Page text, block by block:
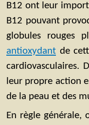
B12 ont leur
B12 pouvant
globules rouges
antioxydant de
cardiovasculaires.
leur propre action
de la peau et des
En règle générale,